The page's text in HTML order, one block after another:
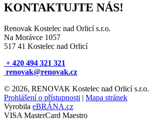
KONTAKTUJTE NÁS!
Renovak Kostelec nad Orlicí s.r.o.
Na Morávce 1057
517 41 Kostelec nad Orlicí
+ 420 494 321 321
renovak@renovak.cz
© 2026, RENOVAK Kostelec nad Orlicí s.r.o.
Prohlášení o přístupnosti | Mapa stránek
Vyrobila eBRÁNA.cz
VISA MasterCard Maestro